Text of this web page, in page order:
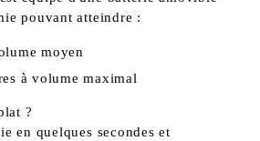
pouvant atteindre :
moyen
à volume maximal
?
en quelques secondes et